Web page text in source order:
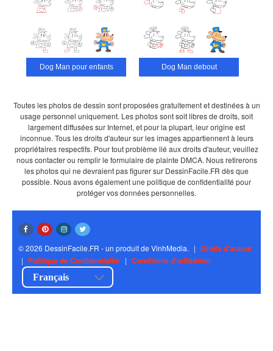
Dog Man pour enfants Dog Man debout
Toutes les photos de dessin sont proposées gratuitement et destinées à un
usage personnel uniquement. Les photos sont soit libres de droits, soit
largement diffusées sur Internet, et pour la plupart, leur origine est
inconnue. Tous les droits d'auteur sur les images appartiennent à leurs
propriétaires respectifs. Pour tout problème lié aux droits d'auteur, veuillez
nous contacter ou remplir le formulaire de plainte DMCA. Nous retirerons
les photos qui ne devraient pas figurer sur DessinFacile.FR dès que
possible. Nous avons également une politique de confidentialité pour
protéger vos données personnelles.
© 2026 DessinFacile.FR - un produit de VinhMedia. | Droits d'auteur
| Politique de Confidentialité | Conditions d'utilisation
Français